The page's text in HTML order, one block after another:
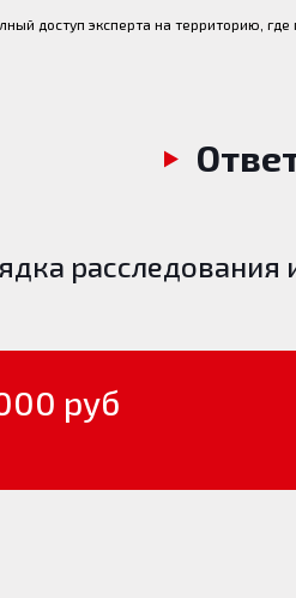
доступ эксперта на территорию,
расследования
руб